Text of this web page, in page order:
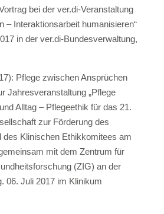
bei der ver.di-Veranstaltung
– Interaktionsarbeit humanisieren“
in der ver.di-Bundesverwaltung,
Pflege zwischen Ansprüchen
Jahresveranstaltung „Pflege
Alltag – Pflegeethik für das 21.
zur Förderung des
des Klinischen Ethikkomitees am
mit dem Zentrum für
(ZIG) an der
06. Juli 2017 im Klinikum